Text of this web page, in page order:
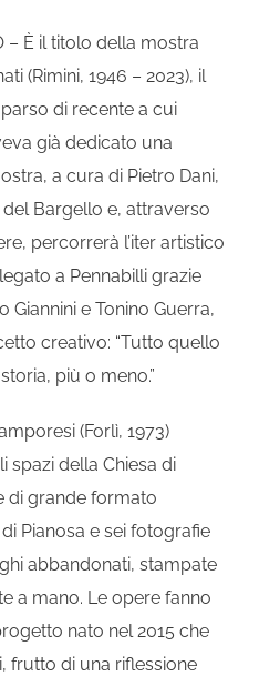
– È il titolo della mostra
(Rimini, 1946 – 2023), il
di recente a cui
già dedicato una
a cura di Pietro Dani,
Bargello e, attraverso
percorrerà l’iter artistico
a Pennabilli grazie
Giannini e Tonino Guerra,
creativo: “Tutto quello
più o meno.”
(Forlì, 1973)
spazi della Chiesa di
di grande formato
Pianosa e sei fotografie
abbandonati, stampate
a mano. Le opere fanno
nato nel 2015 che
frutto di una riflessione